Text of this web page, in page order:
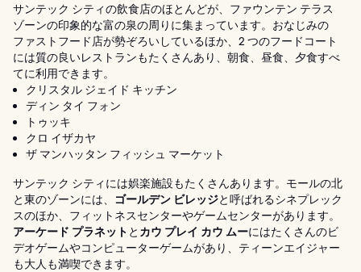
サンテック シティの飲食店のほとんどが、ファウンテン テラス
ゾーンの印象的な富の泉の周りに集まっています。おなじみの
ファストフード店が勢ぞろいしているほか、2 つのフードコート
には質の良いレストランもたくさんあり、朝食、昼食、夕食すべ
てに利用できます。
クリスタル ジェイド キッチン
ディン タイ フォン
トゥッキ
クロ イザカヤ
ザ マンハッタン フィッシュ マーケット
サンテック シティには娯楽施設もたくさんあります。モールの北
と東のゾーンには、 ゴールデン ビレッジと呼ばれるシネプレック
スのほか、フィットネスセンターやゲームセンターがあります。
アーケード プラネット と カウ プレイ カウ ムーにはたくさんのビ
デオゲームやコンピューターゲームがあり、ティーンエイジャー
も大人も満喫できます。